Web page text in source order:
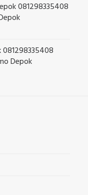
081298335408
Depok